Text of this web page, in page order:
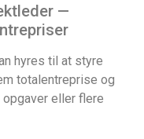
—
hyres til at styre
totalentreprise og
eller flere